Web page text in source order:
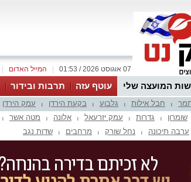
המייל האדום 07 אוגוסט 2026 / 01:53
המועצה שלי עוטף עזה תרבות ובידור
טיפים והמלצות
חבל אילות גלבוע בקעת הירדן עמק הירדן
שומרון גדרות עמק יזרעאל אלונה מטה אשר
ערבה תיכונה נחל שורק מרחבים שדות נגב